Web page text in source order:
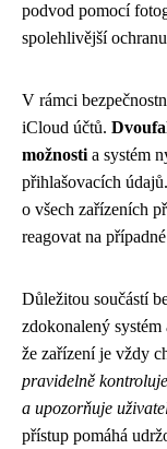
podvod pomocí
spolehlivější
V rámci
iCloud účtů.
možnosti a systém
přihlašovacích
o všech zařízeních
reagovat na
Důležitou součástí
zdokonalený
že zařízení je vždy
pravidelně
a upozorňuje
přístup pomáhá